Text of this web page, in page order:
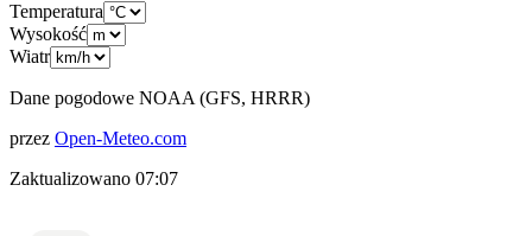
Temperatura
Wysokość
Wiatr
Dane pogodowe NOAA (GFS, HRRR)
przez Open-Meteo.com
Zaktualizowano 07:07